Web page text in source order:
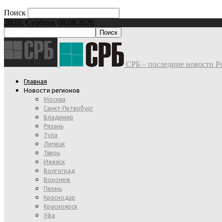
Поиск
20:10, Суббота, 08.08.2026
СРБ – последние новости
Главная
Новости регионов
Москва
Санкт-Петербург
Владимир
Рязань
Тула
Липецк
Тверь
Ижевск
Волгоград
Воронеж
Пермь
Краснодар
Красноярск
Уфа